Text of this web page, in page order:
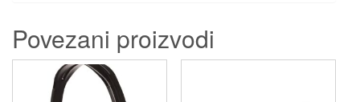
Povezani proizvodi